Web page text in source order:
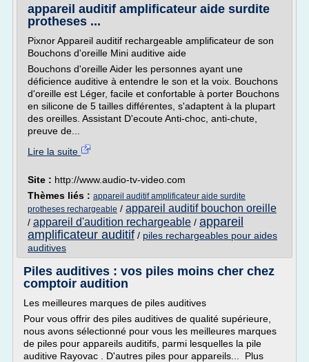
appareil auditif amplificateur aide surdite
protheses ...
Pixnor Appareil auditif rechargeable amplificateur de son
Bouchons d'oreille Mini auditive aide
Bouchons d'oreille Aider les personnes ayant une
déficience auditive à entendre le son et la voix. Bouchons
d'oreille est Léger, facile et confortable à porter Bouchons
en silicone de 5 tailles différentes, s'adaptent à la plupart
des oreilles. Assistant D'ecoute Anti-choc, anti-chute,
preuve de...
Lire la suite
Site : http://www.audio-tv-video.com
Thèmes liés : appareil auditif amplificateur aide surdite
protheses rechargeable / appareil auditif bouchon oreille
/ appareil d'audition rechargeable / appareil
amplificateur auditif / piles rechargeables pour aides
auditives
Piles auditives : vos piles moins cher chez
comptoir audition
Les meilleures marques de piles auditives
Pour vous offrir des piles auditives de qualité supérieure,
nous avons sélectionné pour vous les meilleures marques
de piles pour appareils auditifs, parmi lesquelles la pile
auditive Rayovac . D'autres piles pour appareils... Plus